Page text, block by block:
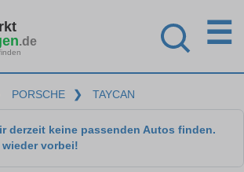
.de ☰
PORSCHE ❯ TAYCAN
derzeit keine passenden Autos finden.
vorbei!